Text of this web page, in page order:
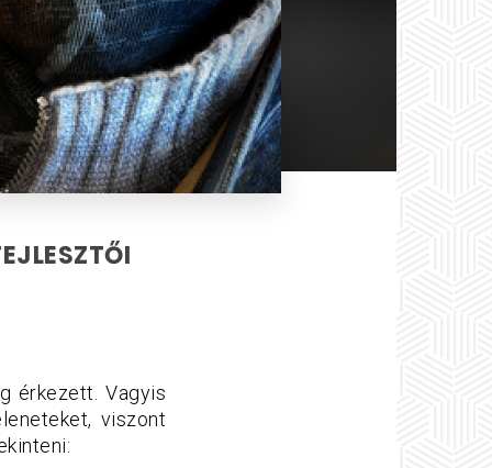
érkezett. Vagyis
viszont